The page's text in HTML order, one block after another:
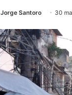
Jorge Santoro 30